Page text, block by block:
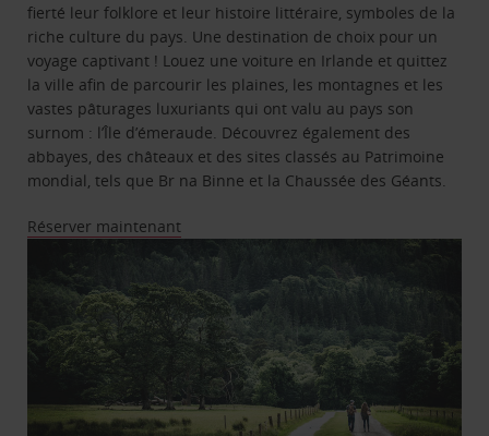
fierté leur folklore et leur histoire littéraire, symboles de la
riche culture du pays. Une destination de choix pour un
voyage captivant ! Louez une voiture en Irlande et quittez
la ville afin de parcourir les plaines, les montagnes et les
vastes pâturages luxuriants qui ont valu au pays son
surnom : l’Île d’émeraude. Découvrez également des
abbayes, des châteaux et des sites classés au Patrimoine
mondial, tels que Br na Binne et la Chaussée des Géants.
Réserver maintenant